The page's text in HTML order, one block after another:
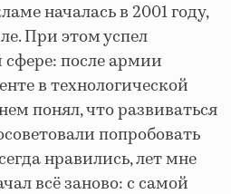
началась в 2001 году,
При этом успел
сфере: после армии
в технологической
понял, что развиваться
попробовать
нравились, лет мне
всё заново: с самой